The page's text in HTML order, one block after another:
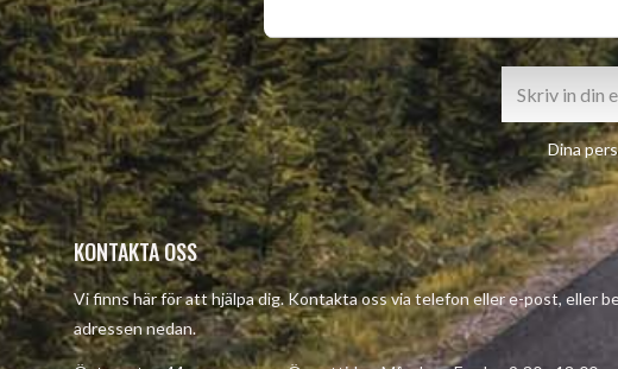
e
s
v
a
l
Dina
KONTAKTA OSS
Vi finns här för att hjälpa dig. Kontakta oss via telefon eller e-post, eller
adressen nedan.